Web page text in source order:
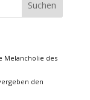
Melancholie des
den